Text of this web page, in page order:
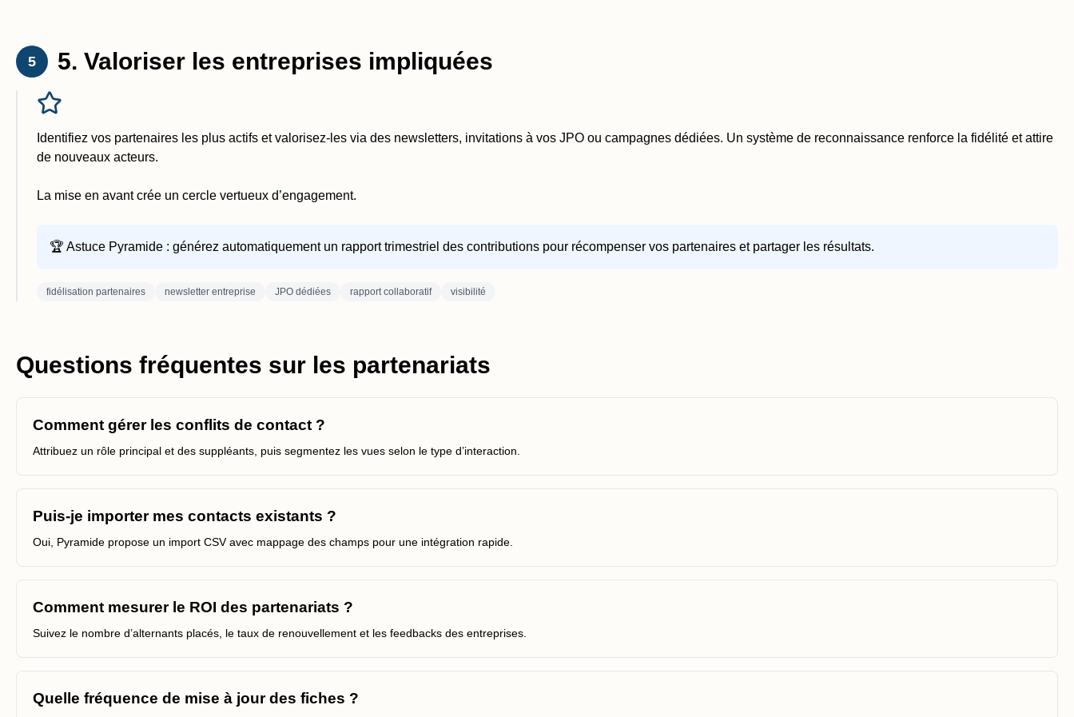
5 5. Valoriser les entreprises impliquées
Identifiez vos partenaires les plus actifs et valorisez-les via des newsletters, invitations à vos JPO ou campagnes dédiées. Un système de reconnaissance renforce la fidélité et attire
de nouveaux acteurs.
La mise en avant crée un cercle vertueux d’engagement.
🏆 Astuce Pyramide : générez automatiquement un rapport trimestriel des contributions pour récompenser vos partenaires et partager les résultats.
fidélisation partenaires newsletter entreprise JPO dédiées rapport collaboratif visibilité
Questions fréquentes sur les partenariats
Comment gérer les conflits de contact ?
Attribuez un rôle principal et des suppléants, puis segmentez les vues selon le type d’interaction.
Puis-je importer mes contacts existants ?
Oui, Pyramide propose un import CSV avec mappage des champs pour une intégration rapide.
Comment mesurer le ROI des partenariats ?
Suivez le nombre d’alternants placés, le taux de renouvellement et les feedbacks des entreprises.
Quelle fréquence de mise à jour des fiches ?